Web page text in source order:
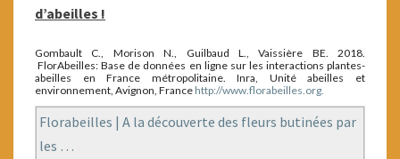
d’abeilles !
Gombault C., Morison N., Guilbaud L., Vaissière BE. 2018.
FlorAbeilles: Base de données en ligne sur les interactions plantes-
abeilles en France métropolitaine. Inra, Unité abeilles et
environnement, Avignon, France http://www.florabeilles.org.
Florabeilles | A la découverte des fleurs butinées par
les …